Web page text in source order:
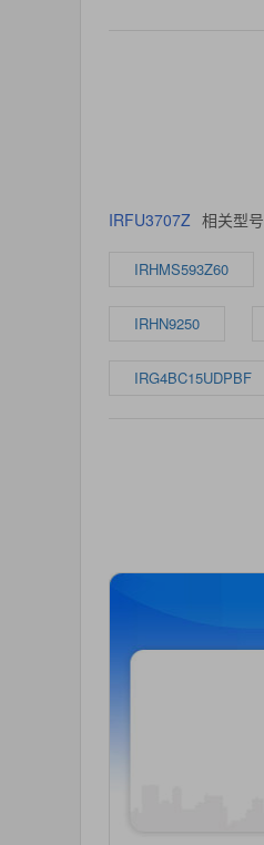
IRFU3707Z 相关型号
IRHMS593Z60
IRHN9250
IRG4BC15UDPBF